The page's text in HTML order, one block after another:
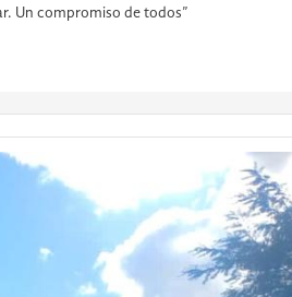
Un compromiso de todos”